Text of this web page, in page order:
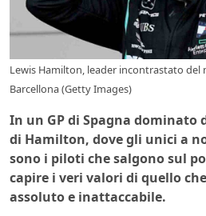
Lewis Hamilton, leader incontrastato del
Barcellona (Getty Images)
In un GP di Spagna dominato
di Hamilton, dove gli unici a
sono i piloti che salgono sul
capire i veri valori di quello
assoluto e inattaccabile.